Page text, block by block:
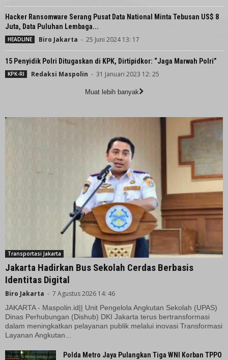
Hacker Ransomware Serang Pusat Data National Minta Tebusan US$ 8
Juta, Data Puluhan Lembaga...
HEADLINE Biro Jakarta - 25 Juni 2024 13: 17
15 Penyidik Polri Ditugaskan di KPK, Dirtipidkor: “Jaga Marwah Polri”
KPK-RI Redaksi Maspolin - 31 Januari 2023 12: 25
Muat lebih banyak
Transportasi Jakarta
Jakarta Hadirkan Bus Sekolah Cerdas Berbasis
Identitas Digital
Biro Jakarta - 7 Agustus 2026 14: 46
JAKARTA - Maspolin.id|| Unit Pengelola Angkutan Sekolah (UPAS)
Dinas Perhubungan (Dishub) DKI Jakarta terus bertransformasi
dalam meningkatkan pelayanan publik melalui inovasi Transformasi
Layanan Angkutan...
Polda Metro Jaya Pulangkan Tiga WNI Korban TPPO